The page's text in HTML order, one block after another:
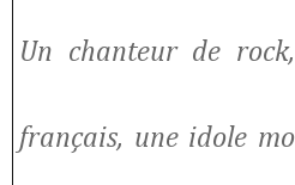
Un chanteur de
français, une idole